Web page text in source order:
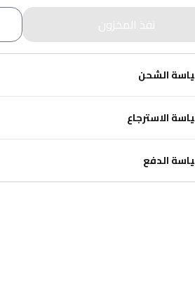
نفذ المخزون
الشحن
الاسترجاع
الدفع